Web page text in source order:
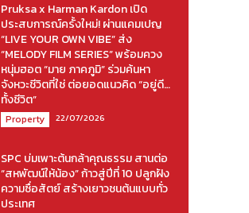
Pruksa x Harman Kardon เปิด
ประสบการณ์ครั้งใหม่! ผ่านแคมเปญ
“LIVE YOUR OWN VIBE” ส่ง
“MELODY FILM SERIES” พร้อมควง
หนุ่มฮอต “มาย ภาคภูมิ” ร่วมค้นหา
จังหวะชีวิตที่ใช่ ต่อยอดแนวคิด “อยู่ดี…
ทั้งชีวิต”
Property 22/07/2026
SPC บ่มเพาะต้นกล้าคุณธรรม สานต่อ
“สหพัฒน์ให้น้อง” ก้าวสู่ปีที่ 10 ปลูกฝัง
ความซื่อสัตย์ สร้างเยาวชนต้นแบบทั่ว
ประเทศ